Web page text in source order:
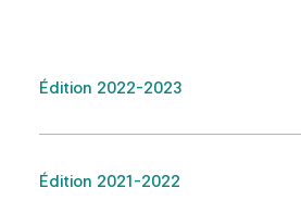
Édition 2022-2023
Édition 2021-2022